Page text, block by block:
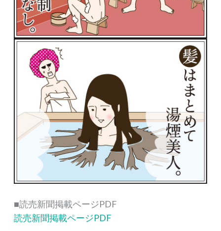
■読売新聞掲載ページPDF
読売新聞掲載ページPDF